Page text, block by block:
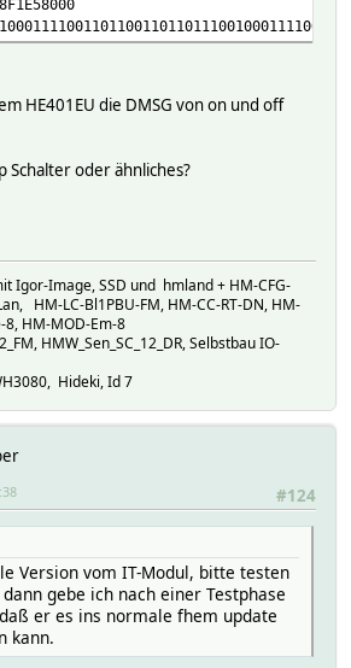
HE401EU die DMSG von on und off
Schalter oder ähnliches?
Igor-Image, SSD und hmland + HM-CFG-
HM-LC-Bl1PBU-FM, HM-CC-RT-DN, HM-
8, HM-MOD-Em-8
HMW_Sen_SC_12_DR, Selbstbau IO-
Hideki, Id 7
#124
Version vom IT-Modul, bitte testen
gebe ich nach einer Testphase
er es ins normale fhem update
kann.